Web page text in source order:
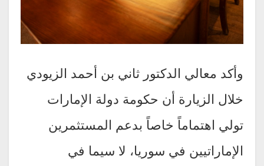
وأكد معالي الدكتور ثاني بن أحمد الزيودي
خلال الزيارة أن حكومة دولة الإمارات
تولي اهتماماً خاصاً بدعم المستثمرين
الإماراتيين في سوريا، لا سيما في